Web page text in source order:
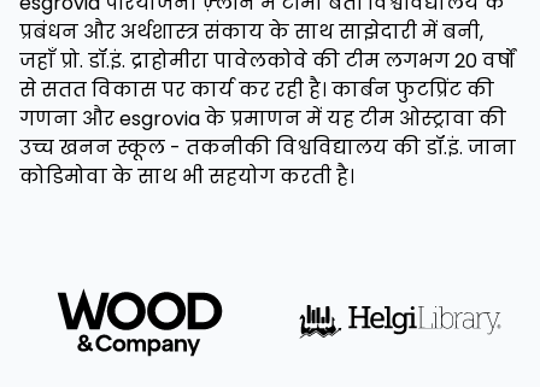
प्रबंधन और अर्थशास्त्र संकाय के साथ साझेदारी में बनी,
जहाँ प्रो. डॉ.इं. द्राहोमीरा पावेलकोवे की टीम लगभग 20 वर्षों
से सतत विकास पर कार्य कर रही है। कार्बन फुटप्रिंट की
गणना और esgrovia के प्रमाणन में यह टीम ओस्ट्रावा की
उच्च खनन स्कूल - तकनीकी विश्वविद्यालय की डॉ.इं. जाना
कोडिमोवा के साथ भी सहयोग करती है।